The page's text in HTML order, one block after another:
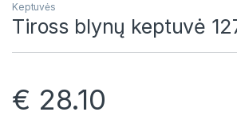
Keptuvės
Tiross blynų keptuvė
€ 28.10